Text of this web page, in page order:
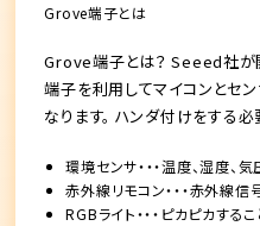
Grove端子とは
Grove端子とは？ Seeed社が
端子を利用してマイコンとセ
なります。 ハンダ付けをする
環境センサ・・・温度、湿度、
赤外線リモコン・・・赤外線信
RGBライト・・・ピカピカする